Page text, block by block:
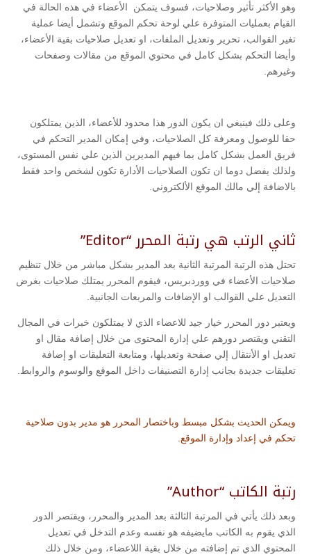
وهو الأكثر تأثير وصلاحيات، فسوف يتمكن الأعضاء في هذه الحالة في
القيام بعمليات المتوفرة علي لوحة تحكم الموقع وتشمل أيضا عملية
تغير القوالب، تحرير وتعديل الملفات، او تعديل صلاحيات بقية الأعضاء،
وأيضا التحكم بشكل كامل في محتوي الموقع من مقالات وصفحات
وغيرهم.
وعلى ذلك فينبغي ان يكون الدور هذا محدود للأعضاء، الذين يمتلكون
حقا للوصول ومعرفة كل الصلاحيات، وفي إمكان المدير التحكم في
فريق العمل بشكل كامل بما فيهم المديرين الذين علي نفس المستوى،
ولذلك يفضل دوما ان تكون الصلاحيات الأدارة تكون لشخص واحد فقط
بالاضافة إلي مالك الموقع الألكتروني.
ثاني الرتب هي رتبة المحرر “Editor”
تحتل هذه الرتبة المرتبة الثانية بعد المدير بشكل مباشر من خلال تنظيم
صلاحيات الأعضاء في ووردبريس، فيقوم المحرر يمتلك صلاحيات بغرض
التعديل علي القوالب او الإضافات والمربعات الجانبية.
ويعتبر دور المحرر خيار جيد للاعضاء الذي لا يمتلكون خبرات في المجال
التقني ويقتصر دورهم علي إدارة المحتوى من خلال إضافة مقال او
تعديل او الأنتقال إلي صفحة وتعديلها، ومتابعة التعليقات او إضافة
تعليقات جديدة بجانب إدارة التصنيفات داخل الموقع والوسوم والروابط.
ويمكن الحديث بشكل مبسط وباختصار المحرر هو مدير بدون صلاحية
تحكم في إعداد وإدارة الموقع.
رتبة الكاتب “Author”
وبعد ذلك يأتي في المرتبة الثالثة بعد المدير والمحرر، ويقتصر الدور
الذي يقوم به الكاتب مايضيفه هو نفسه وعدم التدخل في تعديل
المحتوي الذي تم إضافته من خلال بقية اللاعضاء، ومن خلال ذلك